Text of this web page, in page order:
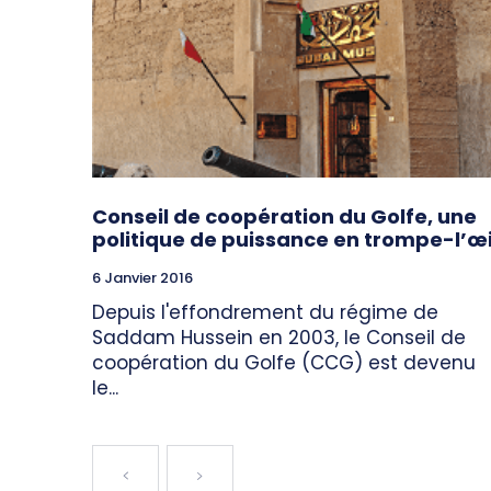
Conseil de coopération du Golfe, une
politique de puissance en trompe-
6 Janvier 2016
Depuis l'effondrement du régime de
Saddam Hussein en 2003, le Conseil de
coopération du Golfe (CCG) est devenu
le...